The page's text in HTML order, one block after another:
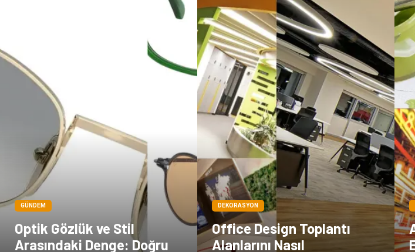
GÜNDEM
Optik Gözlük ve Stil
Arasındaki Denge: Doğru
DEKORASYON
Office Design Toplantı
Alanlarını Nasıl